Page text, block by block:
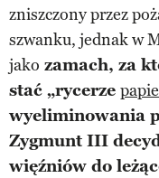
zniszczony przez
szwanku, jednak w
jako zamach, za
stać „rycerze
wyeliminowania
Zygmunt III
więźniów do